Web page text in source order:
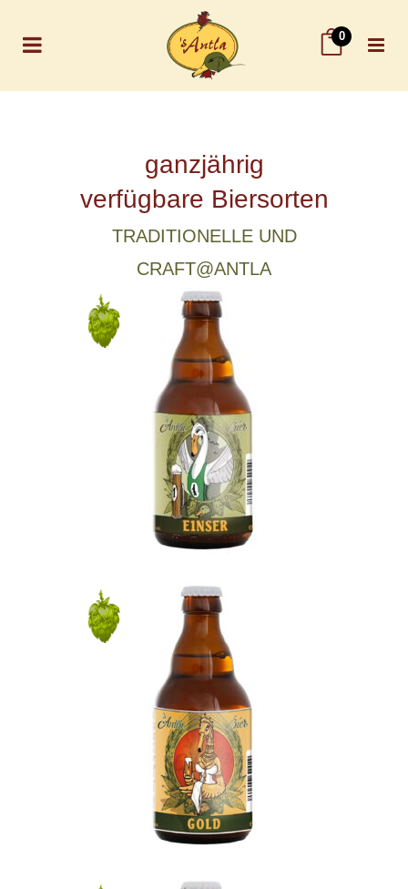
0
ganzjährig
verfügbare Biersorten
TRADITIONELLE UND
CRAFT@ANTLA
SPEZIALITÄTEN